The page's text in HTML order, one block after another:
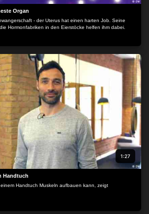
Organ
- der Uterus hat einen harten Job. Seine
Hormonfabriken in den Eierstöcke helfen ihm dabei.
1:27
Handtuch
Handtuch Muskeln aufbauen kann, zeigt